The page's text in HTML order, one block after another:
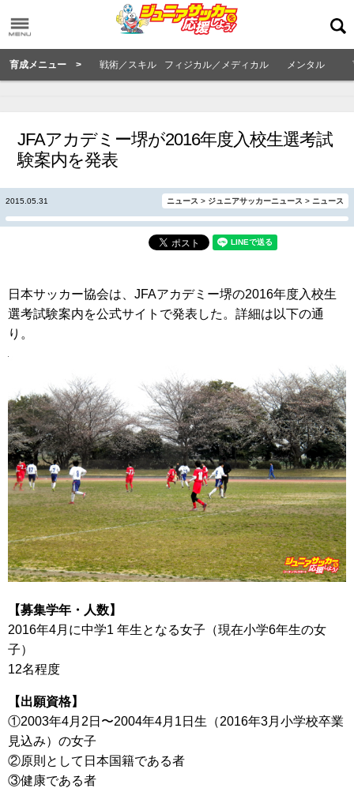
育成メニュー > 戦術／スキル フィジカル／メディカル メンタル
JFAアカデミー堺が2016年度入校生選考試
験案内を発表
2015.05.31 ニュース > ジュニアサッカーニュース > ニュース
日本サッカー協会は、JFAアカデミー堺の2016年度入校生
選考試験案内を公式サイトで発表した。詳細は以下の通
り。
【募集学年・人数】
2016年4月に中学1 年生となる女子（現在小学6年生の女
子）
12名程度
【出願資格】
①2003年4月2日〜2004年4月1日生（2016年3月小学校卒業
見込み）の女子
②原則として日本国籍である者
③健康である者